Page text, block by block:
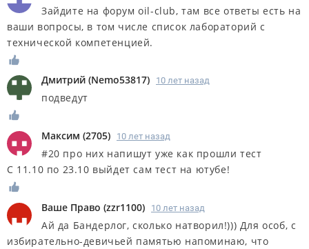
Зайдите на форум oil-club, там все ответы есть на
ваши вопросы, в том числе список лабораторий с
технической компетенцией.
Дмитрий (Nemo53817) 10 лет назад
подведут
Максим (2705) 10 лет назад
#20 про них напишут уже как прошли тест
С 11.10 по 23.10 выйдет сам тест на ютубе!
Ваше Право (zzr1100) 10 лет назад
Ай да Бандерлог, сколько натворил!))) Для особ, с
избирательно-девичьей памятью напоминаю, что